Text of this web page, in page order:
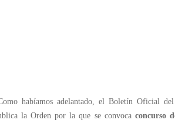
habíamos adelantado, el Boletín Oficial
la Orden por la que se convoca concurso